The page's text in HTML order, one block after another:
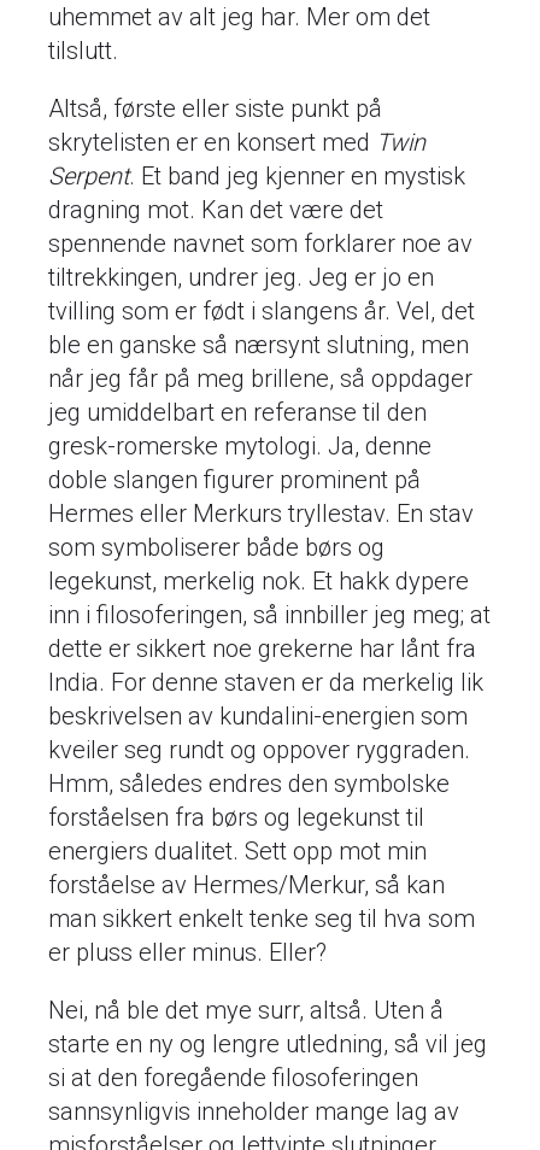
uhemmet av alt jeg har. Mer om det
tilslutt.
Altså, første eller siste punkt på
skrytelisten er en konsert med Twin
Serpent. Et band jeg kjenner en mystisk
dragning mot. Kan det være det
spennende navnet som forklarer noe av
tiltrekkingen, undrer jeg. Jeg er jo en
tvilling som er født i slangens år. Vel, det
ble en ganske så nærsynt slutning, men
når jeg får på meg brillene, så oppdager
jeg umiddelbart en referanse til den
gresk-romerske mytologi. Ja, denne
doble slangen figurer prominent på
Hermes eller Merkurs tryllestav. En stav
som symboliserer både børs og
legekunst, merkelig nok. Et hakk dypere
inn i filosoferingen, så innbiller jeg meg; at
dette er sikkert noe grekerne har lånt fra
India. For denne staven er da merkelig lik
beskrivelsen av kundalini-energien som
kveiler seg rundt og oppover ryggraden.
Hmm, således endres den symbolske
forståelsen fra børs og legekunst til
energiers dualitet. Sett opp mot min
forståelse av Hermes/Merkur, så kan
man sikkert enkelt tenke seg til hva som
er pluss eller minus. Eller?
Nei, nå ble det mye surr, altså. Uten å
starte en ny og lengre utledning, så vil jeg
si at den foregående filosoferingen
sannsynligvis inneholder mange lag av